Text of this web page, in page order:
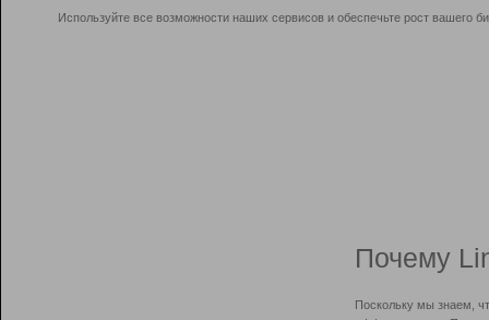
Используйте все возможности наших сервисов и обеспечьте рост вашего
Почему
Поскольку мы знаем,